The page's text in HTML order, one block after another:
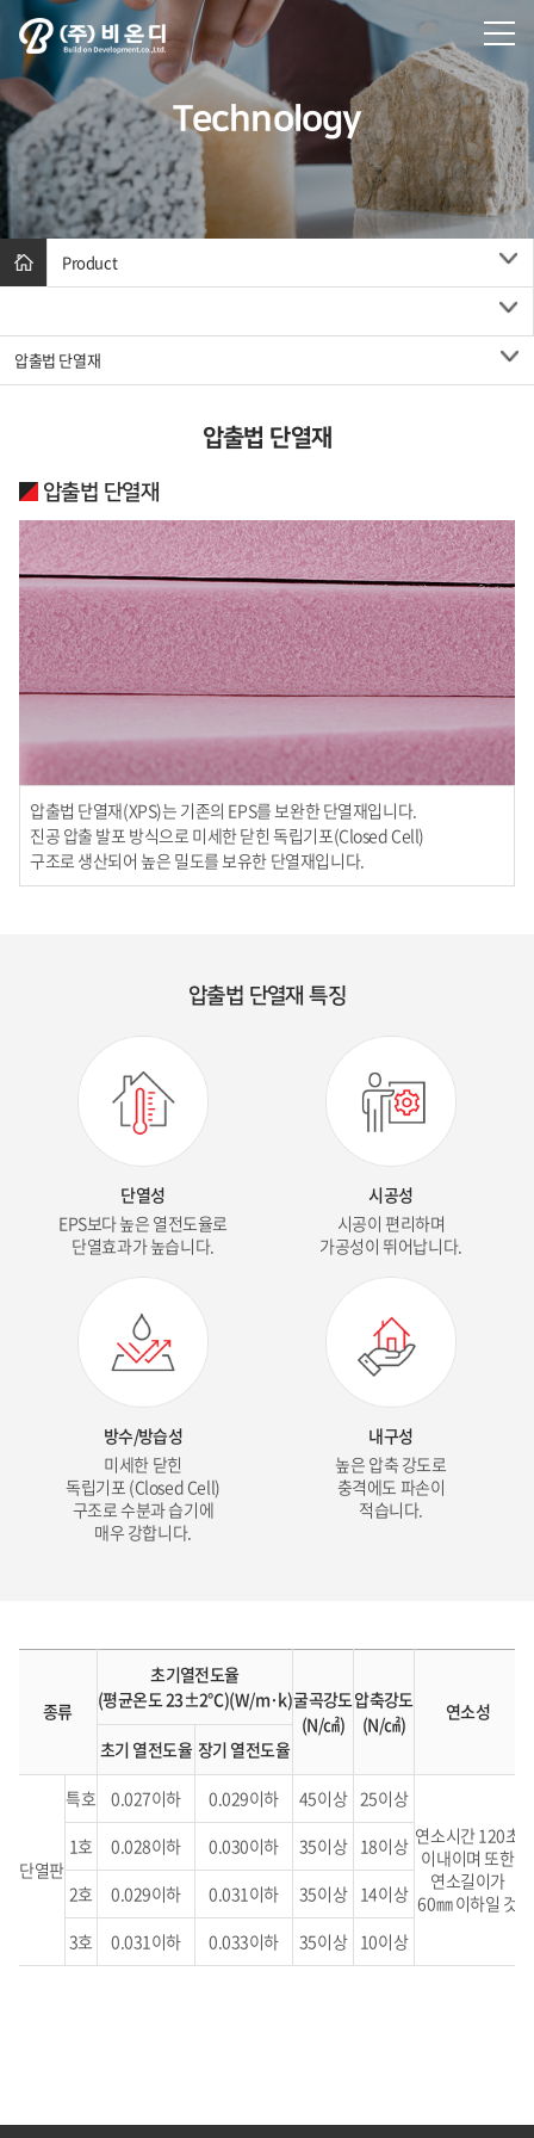
Technology
Product
압출법 단열재
압출법 단열재
압출법 단열재
압출법 단열재(XPS)는 기존의 EPS를 보완한 단열재입니다.
진공 압출 발포 방식으로 미세한 닫힌 독립기포(Closed Cell)
구조로 생산되어 높은 밀도를 보유한 단열재입니다.
압출법 단열재 특징
단열성
EPS보다 높은 열전도율로
단열효과가 높습니다.
시공성
시공이 편리하며
가공성이 뛰어납니다.
방수/방습성
미세한 닫힌
독립기포 (Closed Cell)
구조로 수분과 습기에
매우 강합니다.
내구성
높은 압축 강도로
충격에도 파손이
적습니다.
종류
초기열전도율
(평균온도 23±2℃)(W/m·k)굴곡강도
(N/㎠)
압축강도
(N/㎠)
연소성
초기 열전도율 장기 열전도율
단열판
특호 0.027이하 0.029이하 45이상 25이상
연소시간 120초
이내이며 또한
연소길이가
60㎜ 이하일 것
1호 0.028이하 0.030이하 35이상 18이상
2호
0.029이하 0.031이하 35이상 14이상
3호
0.031이하 0.033이하 35이상 10이상